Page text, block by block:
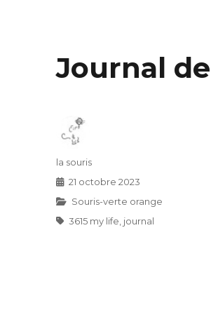
Journal de
Auteur
la souris
Publié
21 octobre 2023
Catégories
Souris-verte orange
Étiquettes
3615 my life journal